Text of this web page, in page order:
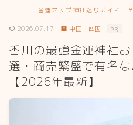
金運アップ神社巡りガイド｜
サイトマップ
お問い合わせ
カテゴリー
2026.07.17 中国・四国 PR
香川の最強金運神社
選・商売繁盛で有名
【2026年最新】